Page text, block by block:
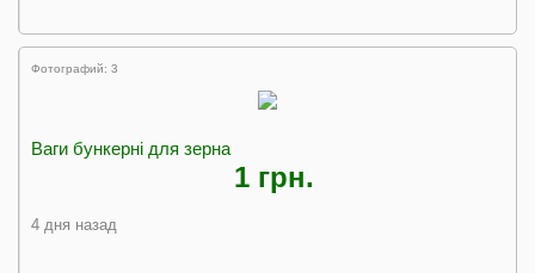
Фотографий: 3
Ваги бункерні для зерна
1 грн.
4 дня назад